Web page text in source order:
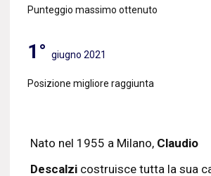
Punteggio massimo ottenuto
1° giugno 2021
Posizione migliore raggiunta
Nato nel 1955 a Milano, Claudio
Descalzi costruisce tutta la sua